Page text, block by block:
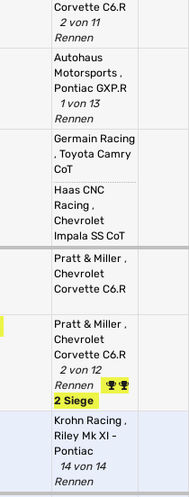
Corvette C6.R
2 von 11
Rennen
Autohaus
Motorsports ,
Pontiac GXP.R
1 von 13
Rennen
Germain Racing
, Toyota Camry
CoT
Haas CNC
Racing ,
Chevrolet
Impala SS CoT
Pratt & Miller ,
Chevrolet
Corvette C6.R
Pratt & Miller ,
Chevrolet
Corvette C6.R
2 von 12
Rennen
2 Siege
Krohn Racing ,
Riley Mk XI -
Pontiac
14 von 14
Rennen